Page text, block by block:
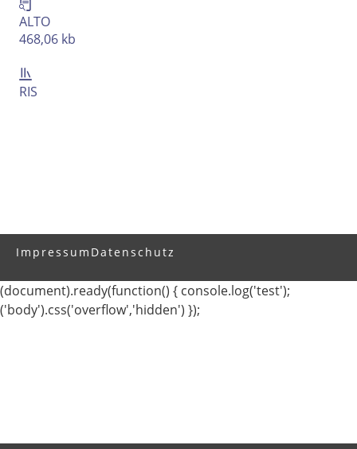
ALTO
468,06 kb
RIS
Impressum Datenschutz
(document).ready(function() { console.log('test');
('body').css('overflow','hidden') });